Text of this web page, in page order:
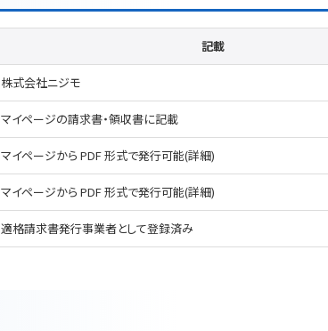
記載
株式会社ニジモ
マイページの請求書・領収書に記載
マイページから PDF 形式で発行可能(詳細)
マイページから PDF 形式で発行可能(詳細)
適格請求書発行事業者として登録済み